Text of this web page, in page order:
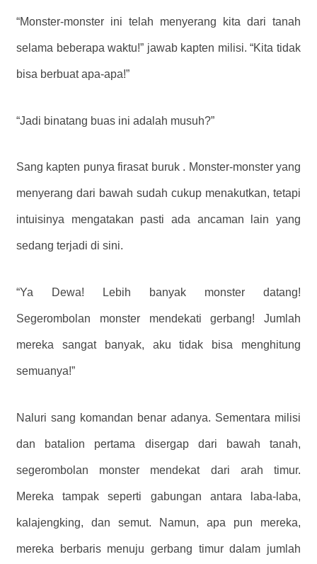
“Monster-monster ini telah menyerang kita dari tanah
selama beberapa waktu!” jawab kapten milisi. “Kita tidak
bisa berbuat apa-apa!”
“Jadi binatang buas ini adalah musuh?”
Sang kapten punya firasat buruk . Monster-monster yang
menyerang dari bawah sudah cukup menakutkan, tetapi
intuisinya mengatakan pasti ada ancaman lain yang
sedang terjadi di sini.
“Ya Dewa! Lebih banyak monster datang!
Segerombolan monster mendekati gerbang! Jumlah
mereka sangat banyak, aku tidak bisa menghitung
semuanya!”
Naluri sang komandan benar adanya. Sementara milisi
dan batalion pertama disergap dari bawah tanah,
segerombolan monster mendekat dari arah timur.
Mereka tampak seperti gabungan antara laba-laba,
kalajengking, dan semut. Namun, apa pun mereka,
mereka berbaris menuju gerbang timur dalam jumlah